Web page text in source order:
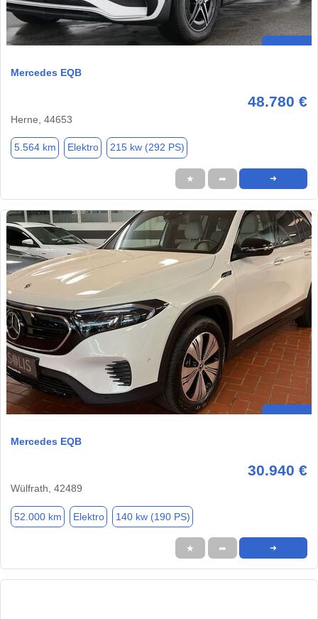
Mercedes EQB
48.780 €
Herne, 44653
5.564 km Elektro 215 kw (292 PS)
★ ➦ ➜
Mercedes EQB
30.940 €
Wülfrath, 42489
52.000 km Elektro 140 kw (190 PS)
★ ➦ ➜